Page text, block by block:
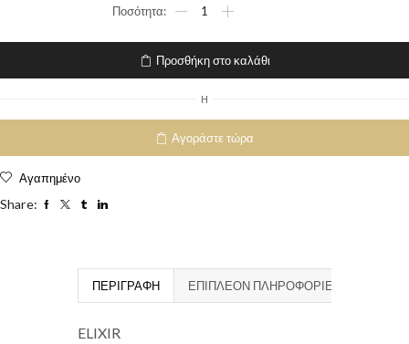
Προσθήκη στο καλάθι
H
Αγοράστε τώρα
Αγαπημένο
Share:
ΠΕΡΙΓΡΑΦΉ ΕΠΙΠΛΈΟΝ ΠΛΗΡΟΦΟΡΊΕΣ
ELIXIR